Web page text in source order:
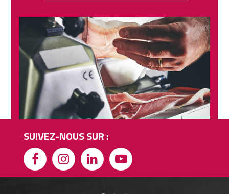
SUIVEZ-NOUS SUR :